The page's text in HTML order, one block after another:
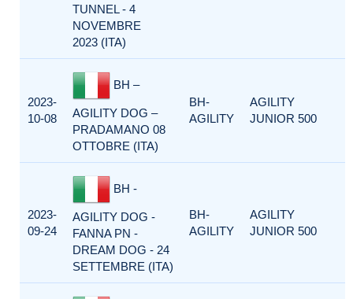
TUNNEL - 4
NOVEMBRE
2023 (ITA)
2023-
10-08
BH –
AGILITY DOG –
PRADAMANO 08
OTTOBRE (ITA)
BH-
AGILITY
AGILITY
JUNIOR 500
2023-
09-24
BH -
AGILITY DOG -
FANNA PN -
DREAM DOG - 24
SETTEMBRE (ITA)
BH-
AGILITY
AGILITY
JUNIOR 500